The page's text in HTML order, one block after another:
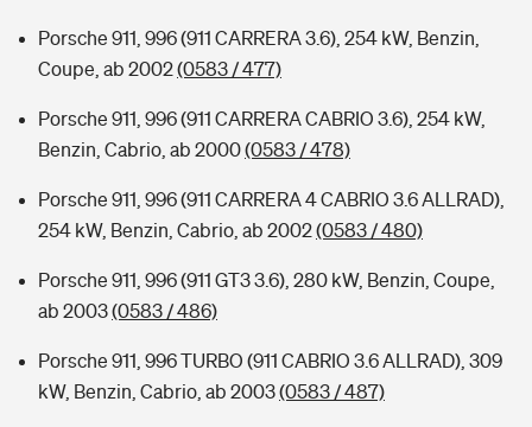
Porsche 911, 996 (911 CARRERA 3.6), 254 kW, Benzin,
Coupe, ab 2002(0583 / 477)
Porsche 911, 996 (911 CARRERA CABRIO 3.6), 254 kW,
Benzin, Cabrio, ab 2000(0583 / 478)
Porsche 911, 996 (911 CARRERA 4 CABRIO 3.6 ALLRAD),
254 kW, Benzin, Cabrio, ab 2002(0583 / 480)
Porsche 911, 996 (911 GT3 3.6), 280 kW, Benzin, Coupe,
ab 2003(0583 / 486)
Porsche 911, 996 TURBO (911 CABRIO 3.6 ALLRAD), 309
kW, Benzin, Cabrio, ab 2003(0583 / 487)